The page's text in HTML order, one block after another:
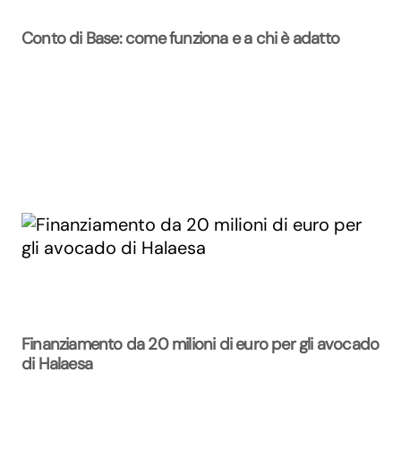
Conto di Base: come funziona e a chi è adatto
Finanziamento da 20 milioni di euro per gli avocado
di Halaesa